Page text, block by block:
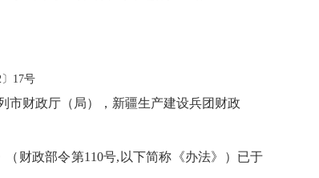
17号
市财政厅（局），新疆生产建设兵团财政
财政部令第110号,以下简称《办法》 ）已于